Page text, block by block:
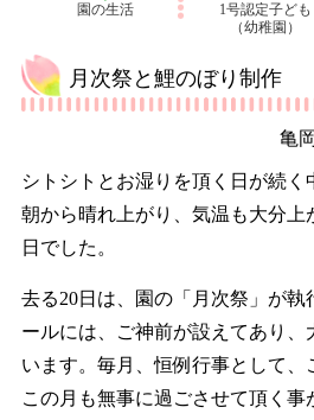
園の生活
1号認定子ども
（幼稚園）
月次祭と鯉のぼり制作
亀
シトシトとお湿りを頂く日が続く
朝から晴れ上がり、気温も大分上
日でした。
去る20日は、園の「月次祭」が執
ールには、ご神前が設えてあり、
います。毎月、恒例行事として、
この月も無事に過ごさせて頂く